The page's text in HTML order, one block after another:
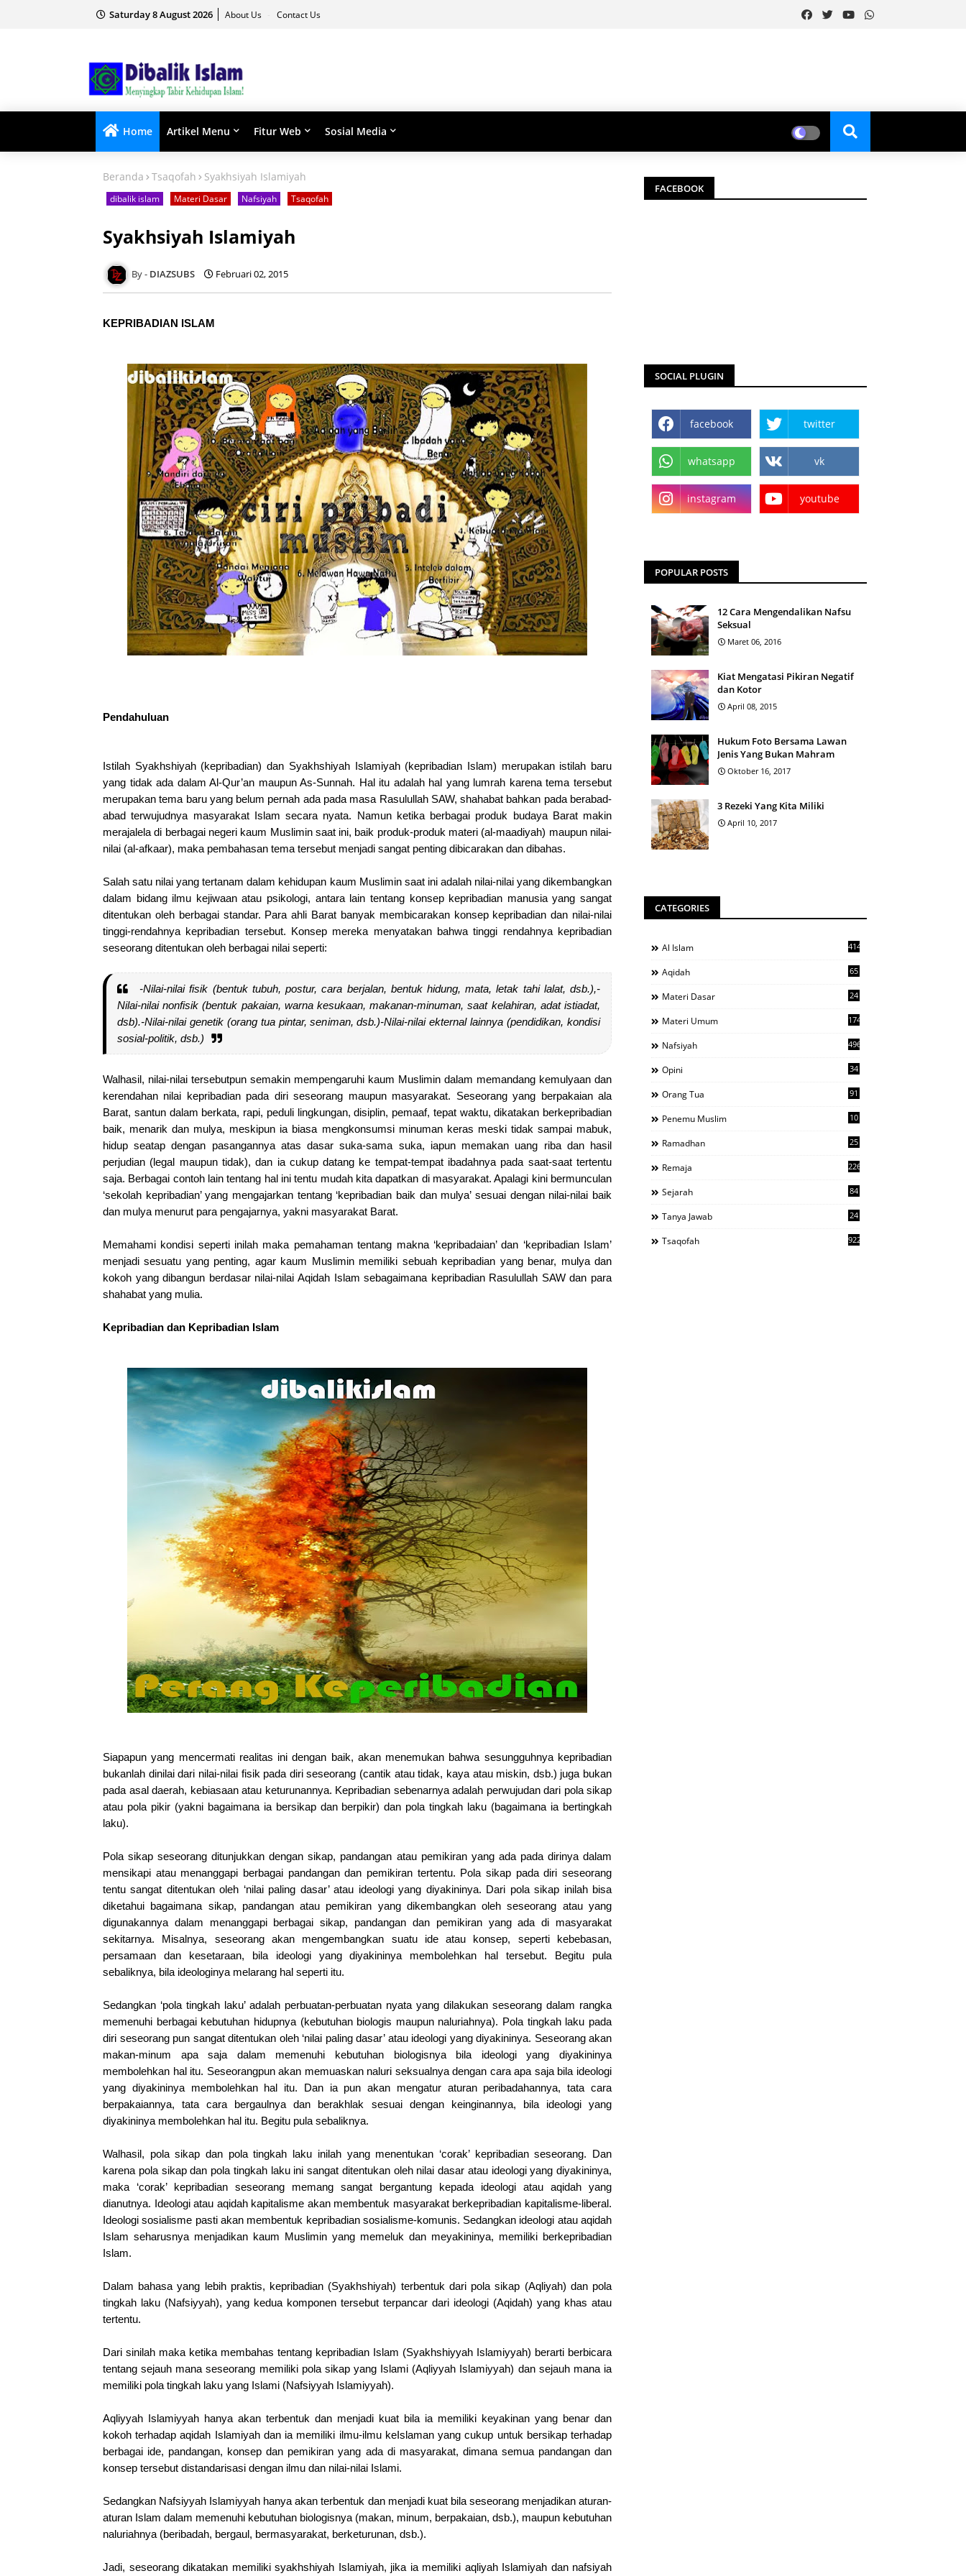
Saturday 8 August 2026 About Us Contact Us
Home Artikel Menu Fitur Web Sosial Media
Beranda Tsaqofah Syakhsiyah Islamiyah
dibalik islam Materi Dasar Nafsiyah Tsaqofah
Syakhsiyah Islamiyah
DIAZSUBS Februari 02, 2015
KEPRIBADIAN ISLAM
Pendahuluan
Istilah Syakhshiyah (kepribadian) dan Syakhshiyah Islamiyah (kepribadian Islam) merupakan istilah baru
yang tidak ada dalam Al-Qur’an maupun As-Sunnah. Hal itu adalah hal yang lumrah karena tema tersebut
merupakan tema baru yang belum pernah ada pada masa Rasulullah SAW, shahabat bahkan pada berabad-
abad terwujudnya masyarakat Islam secara nyata. Namun ketika berbagai produk budaya Barat makin
merajalela di berbagai negeri kaum Muslimin saat ini, baik produk-produk materi (al-maadiyah) maupun nilai-
nilai (al-afkaar), maka pembahasan tema tersebut menjadi sangat penting dibicarakan dan dibahas.
Salah satu nilai yang tertanam dalam kehidupan kaum Muslimin saat ini adalah nilai-nilai yang dikembangkan
dalam bidang ilmu kejiwaan atau psikologi, antara lain tentang konsep kepribadian manusia yang sangat
ditentukan oleh berbagai standar. Para ahli Barat banyak membicarakan konsep kepribadian dan nilai-nilai
tinggi-rendahnya kepribadian tersebut. Konsep mereka menyatakan bahwa tinggi rendahnya kepribadian
seseorang ditentukan oleh berbagai nilai seperti:
-Nilai-nilai fisik (bentuk tubuh, postur, cara berjalan, bentuk hidung, mata, letak tahi lalat, dsb.),-
Nilai-nilai nonfisik (bentuk pakaian, warna kesukaan, makanan-minuman, saat kelahiran, adat istiadat,
dsb).-Nilai-nilai genetik (orang tua pintar, seniman, dsb.)-Nilai-nilai ekternal lainnya (pendidikan, kondisi
sosial-politik, dsb.)
Walhasil, nilai-nilai tersebutpun semakin mempengaruhi kaum Muslimin dalam memandang kemulyaan dan
kerendahan nilai kepribadian pada diri seseorang maupun masyarakat. Seseorang yang berpakaian ala
Barat, santun dalam berkata, rapi, peduli lingkungan, disiplin, pemaaf, tepat waktu, dikatakan berkepribadian
baik, menarik dan mulya, meskipun ia biasa mengkonsumsi minuman keras meski tidak sampai mabuk,
hidup seatap dengan pasangannya atas dasar suka-sama suka, iapun memakan uang riba dan hasil
perjudian (legal maupun tidak), dan ia cukup datang ke tempat-tempat ibadahnya pada saat-saat tertentu
saja. Berbagai contoh lain tentang hal ini tentu mudah kita dapatkan di masyarakat. Apalagi kini bermunculan
‘sekolah kepribadian’ yang mengajarkan tentang ‘kepribadian baik dan mulya’ sesuai dengan nilai-nilai baik
dan mulya menurut para pengajarnya, yakni masyarakat Barat.
Memahami kondisi seperti inilah maka pemahaman tentang makna ‘kepribadaian’ dan ‘kepribadian Islam’
menjadi sesuatu yang penting, agar kaum Muslimin memiliki sebuah kepribadian yang benar, mulya dan
kokoh yang dibangun berdasar nilai-nilai Aqidah Islam sebagaimana kepribadian Rasulullah SAW dan para
shahabat yang mulia.
Kepribadian dan Kepribadian Islam
Siapapun yang mencermati realitas ini dengan baik, akan menemukan bahwa sesungguhnya kepribadian
bukanlah dinilai dari nilai-nilai fisik pada diri seseorang (cantik atau tidak, kaya atau miskin, dsb.) juga bukan
pada asal daerah, kebiasaan atau keturunannya. Kepribadian sebenarnya adalah perwujudan dari pola sikap
atau pola pikir (yakni bagaimana ia bersikap dan berpikir) dan pola tingkah laku (bagaimana ia bertingkah
laku).
Pola sikap seseorang ditunjukkan dengan sikap, pandangan atau pemikiran yang ada pada dirinya dalam
mensikapi atau menanggapi berbagai pandangan dan pemikiran tertentu. Pola sikap pada diri seseorang
tentu sangat ditentukan oleh ‘nilai paling dasar’ atau ideologi yang diyakininya. Dari pola sikap inilah bisa
diketahui bagaimana sikap, pandangan atau pemikiran yang dikembangkan oleh seseorang atau yang
digunakannya dalam menanggapi berbagai sikap, pandangan dan pemikiran yang ada di masyarakat
sekitarnya. Misalnya, seseorang akan mengembangkan suatu ide atau konsep, seperti kebebasan,
persamaan dan kesetaraan, bila ideologi yang diyakininya membolehkan hal tersebut. Begitu pula
sebaliknya, bila ideologinya melarang hal seperti itu.
Sedangkan ‘pola tingkah laku’ adalah perbuatan-perbuatan nyata yang dilakukan seseorang dalam rangka
memenuhi berbagai kebutuhan hidupnya (kebutuhan biologis maupun naluriahnya). Pola tingkah laku pada
diri seseorang pun sangat ditentukan oleh ‘nilai paling dasar’ atau ideologi yang diyakininya. Seseorang akan
makan-minum apa saja dalam memenuhi kebutuhan biologisnya bila ideologi yang diyakininya
membolehkan hal itu. Seseorangpun akan memuaskan naluri seksualnya dengan cara apa saja bila ideologi
yang diyakininya membolehkan hal itu. Dan ia pun akan mengatur aturan peribadahannya, tata cara
berpakaiannya, tata cara bergaulnya dan berakhlak sesuai dengan keinginannya, bila ideologi yang
diyakininya membolehkan hal itu. Begitu pula sebaliknya.
Walhasil, pola sikap dan pola tingkah laku inilah yang menentukan ‘corak’ kepribadian seseorang. Dan
karena pola sikap dan pola tingkah laku ini sangat ditentukan oleh nilai dasar atau ideologi yang diyakininya,
maka ‘corak’ kepribadian seseorang memang sangat bergantung kepada ideologi atau aqidah yang
dianutnya. Ideologi atau aqidah kapitalisme akan membentuk masyarakat berkepribadian kapitalisme-liberal.
Ideologi sosialisme pasti akan membentuk kepribadian sosialisme-komunis. Sedangkan ideologi atau aqidah
Islam seharusnya menjadikan kaum Muslimin yang memeluk dan meyakininya, memiliki berkepribadian
Islam.
Dalam bahasa yang lebih praktis, kepribadian (Syakhshiyah) terbentuk dari pola sikap (Aqliyah) dan pola
tingkah laku (Nafsiyyah), yang kedua komponen tersebut terpancar dari ideologi (Aqidah) yang khas atau
tertentu.
Dari sinilah maka ketika membahas tentang kepribadian Islam (Syakhshiyyah Islamiyyah) berarti berbicara
tentang sejauh mana seseorang memiliki pola sikap yang Islami (Aqliyyah Islamiyyah) dan sejauh mana ia
memiliki pola tingkah laku yang Islami (Nafsiyyah Islamiyyah).
Aqliyyah Islamiyyah hanya akan terbentuk dan menjadi kuat bila ia memiliki keyakinan yang benar dan
kokoh terhadap aqidah Islamiyah dan ia memiliki ilmu-ilmu keIslaman yang cukup untuk bersikap terhadap
berbagai ide, pandangan, konsep dan pemikiran yang ada di masyarakat, dimana semua pandangan dan
konsep tersebut distandarisasi dengan ilmu dan nilai-nilai Islami.
Sedangkan Nafsiyyah Islamiyyah hanya akan terbentuk dan menjadi kuat bila seseorang menjadikan aturan-
aturan Islam dalam memenuhi kebutuhan biologisnya (makan, minum, berpakaian, dsb.), maupun kebutuhan
naluriahnya (beribadah, bergaul, bermasyarakat, berketurunan, dsb.).
Jadi, seseorang dikatakan memiliki syakhshiyah Islamiyah, jika ia memiliki aqliyah Islamiyah dan nafsiyah
FACEBOOK
SOCIAL PLUGIN
facebook twitter
whatsapp vk
instagram youtube
POPULAR POSTS
12 Cara Mengendalikan Nafsu
Seksual
Maret 06, 2016
Kiat Mengatasi Pikiran Negatif
dan Kotor
April 08, 2015
Hukum Foto Bersama Lawan
Jenis Yang Bukan Mahram
Oktober 16, 2017
3 Rezeki Yang Kita Miliki
April 10, 2017
CATEGORIES
Al Islam 414
Aqidah 65
Materi Dasar 24
Materi Umum 1743
Nafsiyah 496
Opini 34
Orang Tua 91
Penemu Muslim 10
Ramadhan 25
Remaja 226
Sejarah 84
Tanya Jawab 24
Tsaqofah 922